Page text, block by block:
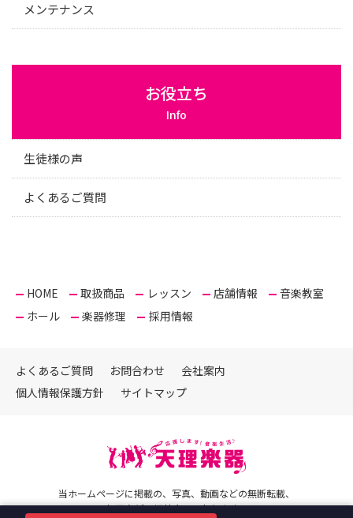
メンテナンス
お役立ち
Info
生徒様の声
よくあるご質問
HOME 取扱商品 レッスン 店舗情報
音楽教室
ホール
楽器修理 採用情報
よくあるご質問 お問合わせ
会社案内
個人情報保護方針
サイトマップ
当ホームページに掲載の、写真、動画などの無断転載、
加工など一切禁止しております。